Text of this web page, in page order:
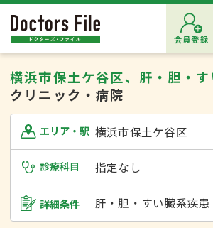
会員登録
横浜市保土ケ谷区、肝・胆・
クリニック・病院
エリア・駅 横浜市保土ケ谷区
診療科目 指定なし
詳細条件 肝・胆・すい臓系疾患